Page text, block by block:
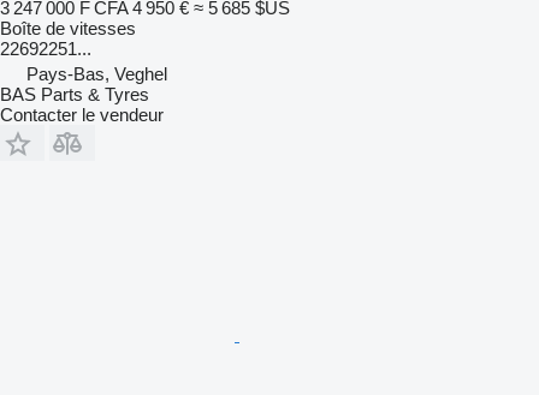
3 247 000 F CFA 4 950 € ≈ 5 685 $US
Boîte de vitesses
22692251...
Pays-Bas, Veghel
BAS Parts & Tyres
Contacter le vendeur